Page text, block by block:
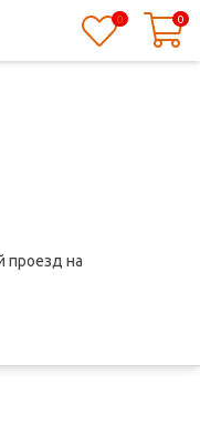
проезд на
0 0